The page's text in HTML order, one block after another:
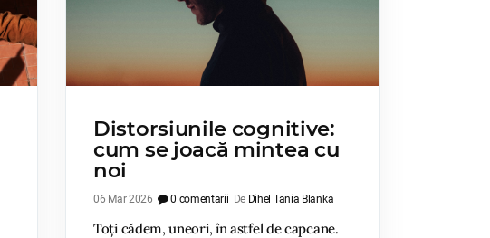
Distorsiunile cognitive:
cum se joacă mintea cu
noi
06 Mar 2026 0 comentarii De Dihel Tania Blanka
Toți cădem, uneori, în astfel de capcane.